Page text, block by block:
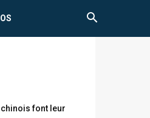
font leur